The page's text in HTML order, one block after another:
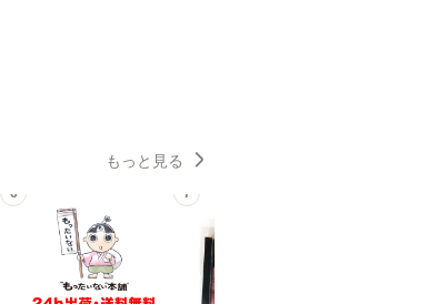
もっと見る
6 7